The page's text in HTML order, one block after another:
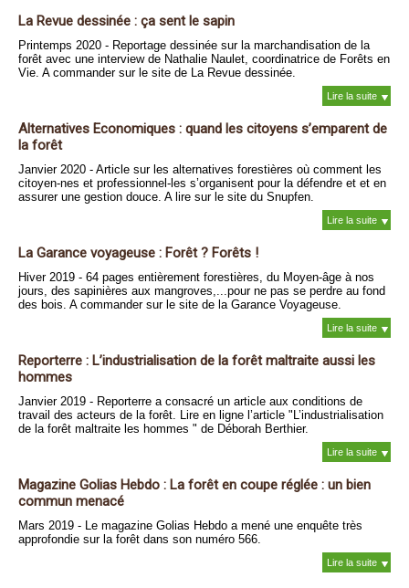
La Revue dessinée : ça sent le sapin
Printemps 2020 - Reportage dessinée sur la marchandisation de la
forêt avec une interview de Nathalie Naulet, coordinatrice de Forêts en
Vie. A commander sur le site de La Revue dessinée.
Lire la suite
Alternatives Economiques : quand les citoyens s’emparent de
la forêt
Janvier 2020 - Article sur les alternatives forestières où comment les
citoyen-nes et professionnel-les s’organisent pour la défendre et et en
assurer une gestion douce. A lire sur le site du Snupfen.
Lire la suite
La Garance voyageuse : Forêt ? Forêts !
Hiver 2019 - 64 pages entièrement forestières, du Moyen-âge à nos
jours, des sapinières aux mangroves,...pour ne pas se perdre au fond
des bois. A commander sur le site de la Garance Voyageuse.
Lire la suite
Reporterre : L’industrialisation de la forêt maltraite aussi les
hommes
Janvier 2019 - Reporterre a consacré un article aux conditions de
travail des acteurs de la forêt. Lire en ligne l’article "L’industrialisation
de la forêt maltraite les hommes " de Déborah Berthier.
Lire la suite
Magazine Golias Hebdo : La forêt en coupe réglée : un bien
commun menacé
Mars 2019 - Le magazine Golias Hebdo a mené une enquête très
approfondie sur la forêt dans son numéro 566.
Lire la suite